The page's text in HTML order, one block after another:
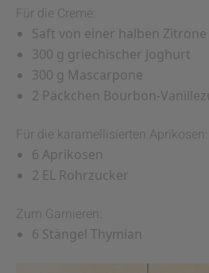
Für die Creme:
Saft von einer halben Zitrone
300 g griechischer Joghurt
300 g Mascarpone
2 Päckchen Bourbon-
Für die karamellisierten Aprikosen:
6 Aprikosen
2 EL Rohrzucker
Zum Garnieren:
6 Stängel Thymian